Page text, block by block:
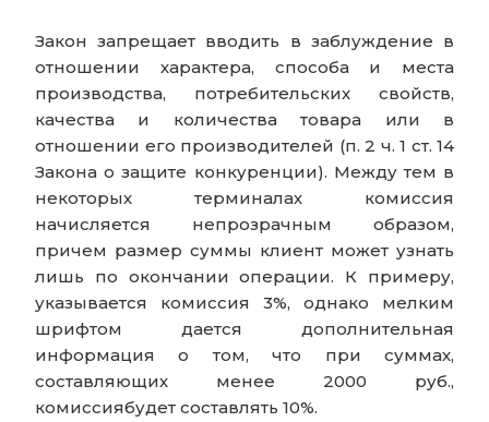
Закон запрещает вводить в заблуждение в
отношении характера, способа и места
производства, потребительских свойств,
качества и количества товара или в
отношении его производителей (п. 2 ч. 1 ст. 14
Закона о защите конкуренции). Между тем в
некоторых терминалах комиссия
начисляется непрозрачным образом,
причем размер суммы клиент может узнать
лишь по окончании операции. К примеру,
указывается комиссия 3%, однако мелким
шрифтом дается дополнительная
информация о том, что при суммах,
составляющих менее 2000 руб.,
комиссиябудет составлять 10%.